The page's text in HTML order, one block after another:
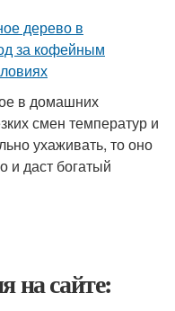
в домашних
смен температур и
ухаживать, то оно
и даст богатый
на сайте: